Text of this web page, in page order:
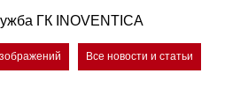
ГК INOVENTICA
Все новости и статьи